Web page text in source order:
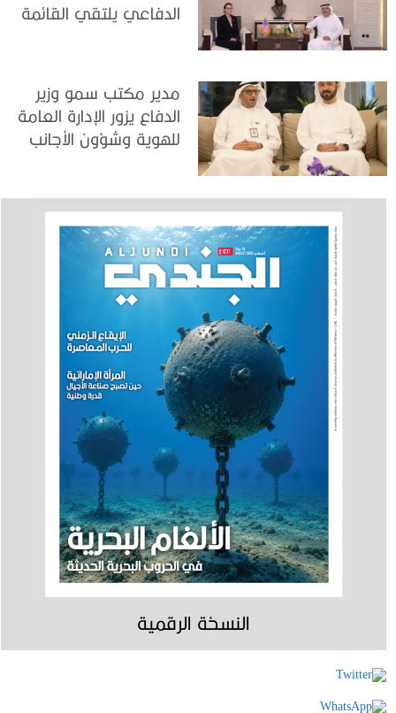
الدفاعي يلتقي القائمة
مدير مكتب سمو وزير
الدفاع يزور الإدارة العامة
للهوية وشؤون الأجانب
النسخة الرقمية